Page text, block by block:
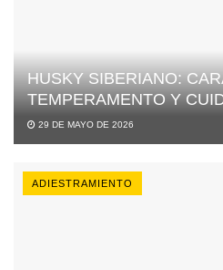
HUSKY SIBERIANO:
TEMPERAMENTO Y
29 DE MAYO DE 2026
ADIESTRAMIENTO